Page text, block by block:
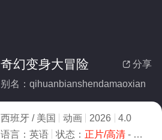
 分享
奇幻变身大冒险
别名：qihuanbianshendamaoxian
西班牙 / 美国 动画 2026
4.0
语言： 英语 状态： 正片/高清- 免费在线观看